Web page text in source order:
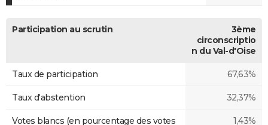
Participation au scrutin
3ème
circonscriptio
n du Val-d'Oise
Taux de participation 67,63%
Taux d'abstention 32,37%
Votes blancs (en pourcentage des votes 1,43%